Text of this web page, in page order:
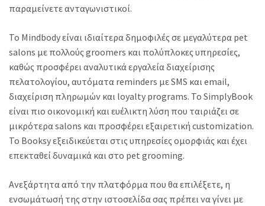
παραμείνετε ανταγωνιστικοί.
Το Mindbody είναι ιδιαίτερα δημοφιλές σε μεγαλύτερα pet
salons με πολλούς groomers και πολύπλοκες υπηρεσίες,
καθώς προσφέρει αναλυτικά εργαλεία διαχείρισης
πελατολογίου, αυτόματα reminders με SMS και email,
διαχείριση πληρωμών και loyalty programs. Το SimplyBook
είναι πιο οικονομική και ευέλικτη λύση που ταιριάζει σε
μικρότερα salons και προσφέρει εξαιρετική customization.
Το Booksy εξειδικεύεται στις υπηρεσίες ομορφιάς και έχει
επεκταθεί δυναμικά και στο pet grooming.
Ανεξάρτητα από την πλατφόρμα που θα επιλέξετε, η
ενσωμάτωσή της στην ιστοσελίδα σας πρέπει να γίνει με